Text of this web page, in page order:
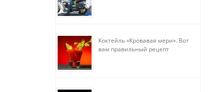
Коктейль «Кровавая мери». Вот
вам правильный рецепт